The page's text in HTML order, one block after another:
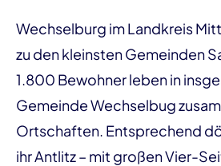
Wechselburg im Landkreis
zu den kleinsten Gemeinden
1.800 Bewohner leben in
Gemeinde Wechselbug
Ortschaften. Entsprechend
ihr Antlitz – mit großen Vier-